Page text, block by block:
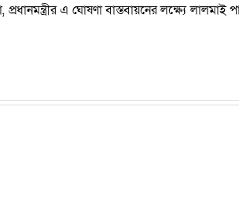
এ ঘোষণা বাস্তবায়নের লক্ষ্যে